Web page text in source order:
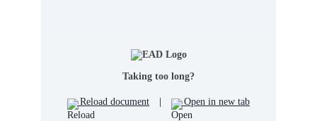
Taking too long?
Reload document Open in new tab